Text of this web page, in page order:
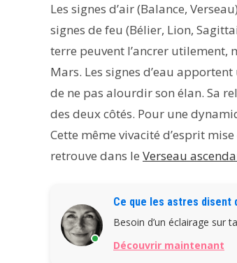
Les signes d’air (Balance,
signes de feu (Bélier, Lion,
terre peuvent l’ancrer utilement,
Mars. Les signes d’eau
de ne pas alourdir son élan. Sa
des deux côtés. Pour une
Cette même vivacité d’esprit
retrouve dans le Verseau
Ce que les astres disent
Besoin d’un éclairage sur
Découvrir maintenant